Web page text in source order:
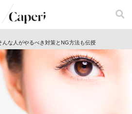
な人がやるべき対策とNG方法も伝授